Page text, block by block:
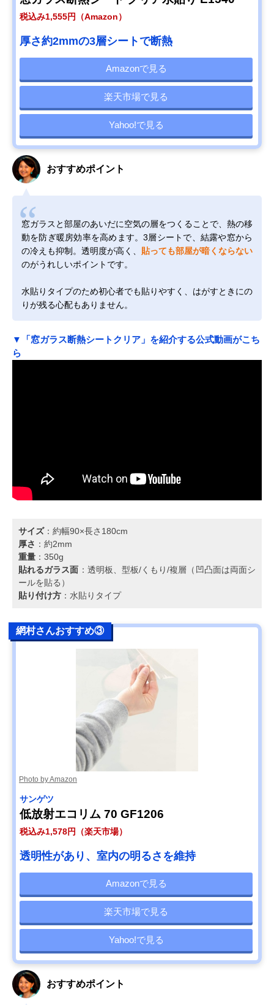
税込み1,555円（Amazon）
厚さ約2mmの3層シートで断熱
Amazonで見る
楽天市場で見る
Yahoo!で見る
おすすめポイント
窓ガラスと部屋のあいだに空気の層をつくることで、熱の移
動を防ぎ暖房効率を高めます。3層シートで、結露や窓から
の冷えも抑制。透明度が高く、 貼っても部屋が暗くならない
のがうれしいポイントです。
水貼りタイプのため初心者でも貼りやすく、はがすときにの
りが残る心配もありません。
▼「窓ガラス断熱シートクリア」を紹介する公式動画がこち
ら
サイズ：約幅90×長さ180cm
厚さ ：約2mm
重量 ：350g
貼れるガラス面 ：透明板、型板/くもり/複層（凹凸面は両面シ
ールを貼る）
貼り付け方 ：水貼りタイプ
網村さんおすすめ③
Photo by Amazon
サンゲツ
低放射エコリム 70 GF1206
税込み1,578円（楽天市場）
透明性があり、室内の明るさを維持
Amazonで見る
楽天市場で見る
Yahoo!で見る
おすすめポイント